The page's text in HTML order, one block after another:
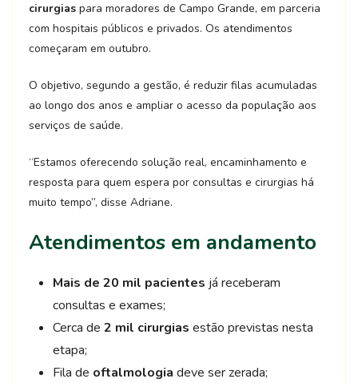
cirurgias para moradores de Campo Grande, em parceria
com hospitais públicos e privados. Os atendimentos
começaram em outubro.
O objetivo, segundo a gestão, é reduzir filas acumuladas
ao longo dos anos e ampliar o acesso da população aos
serviços de saúde.
“Estamos oferecendo solução real, encaminhamento e
resposta para quem espera por consultas e cirurgias há
muito tempo”, disse Adriane.
Atendimentos em andamento
Mais de 20 mil pacientes já receberam
consultas e exames;
Cerca de 2 mil cirurgias estão previstas nesta
etapa;
Fila de oftalmologia deve ser zerada;